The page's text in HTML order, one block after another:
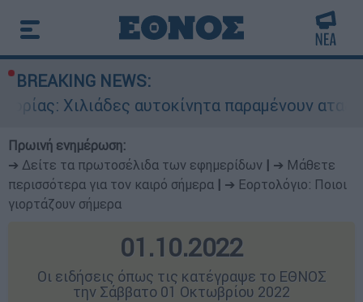
BREAKING NEWS:
αυτοκίνητα παραμένουν αταξινόμητα - Λύση
Πρωινή ενημέρωση:
➔ Δείτε τα πρωτοσέλιδα των εφημερίδων
➔ Μάθετε
περισσότερα για τον καιρό σήμερα
➔ Εορτολόγιο: Ποιοι
γιορτάζουν σήμερα
01.10.2022
Οι ειδήσεις όπως τις κατέγραψε το ΕΘΝΟΣ
την Σάββατο 01 Οκτωβρίου 2022